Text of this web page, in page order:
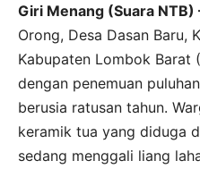
Giri Menang (Suara NTB)
Orong, Desa Dasan Baru,
Kabupaten Lombok Barat
dengan penemuan
berusia ratusan tahun.
keramik tua yang diduga
sedang menggali liang